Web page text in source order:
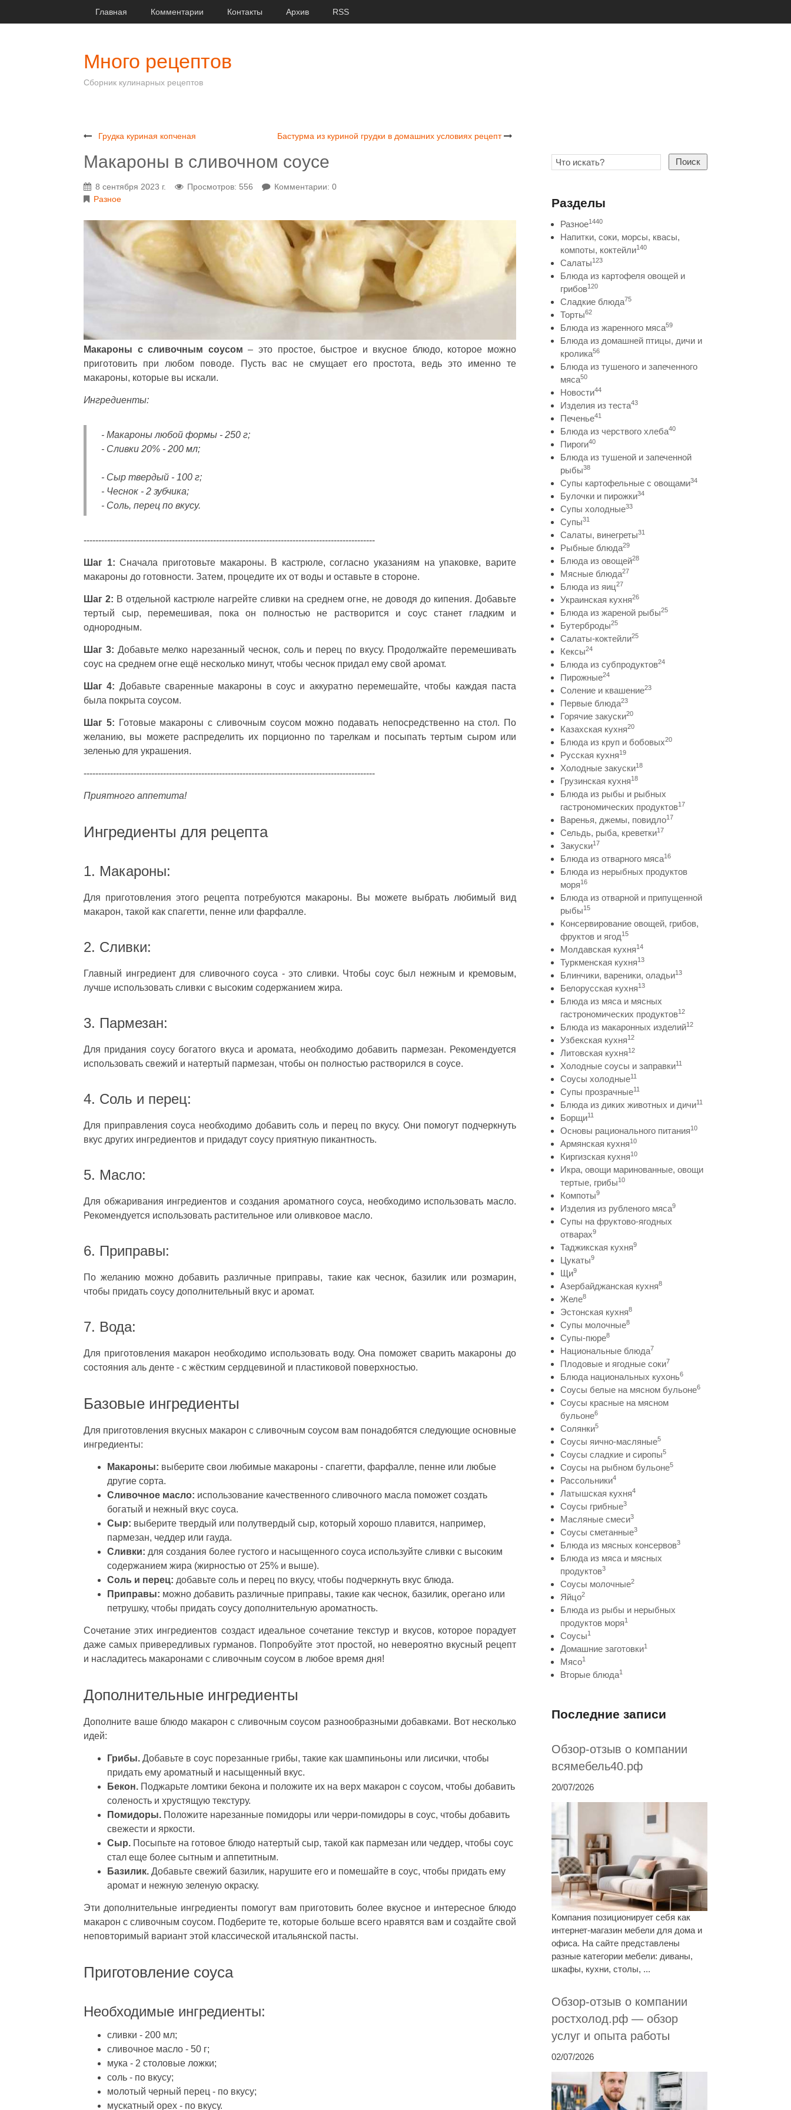
Главная Комментарии Контакты Архив RSS
Много рецептов
Сборник кулинарных рецептов
Грудка куриная копченая Бастурма из куриной грудки в домашних условиях рецепт
Макароны в сливочном соусе
8 сентября 2023 г. Просмотров: 556
Комментарии: 0
Разное
Макароны с сливочным соусом – это простое, быстрое и вкусное блюдо, которое можно
приготовить при любом поводе. Пусть вас не смущает его простота, ведь это именно те
макароны, которые вы искали.
Ингредиенты:
- Макароны любой формы - 250 г;
- Сливки 20% - 200 мл;
- Сыр твердый - 100 г;
- Чеснок - 2 зубчика;
- Соль, перец по вкусу.
---------------------------------------------------------------------------------------------------
Шаг 1: Сначала приготовьте макароны. В кастрюле, согласно указаниям на упаковке, варите
макароны до готовности. Затем, процедите их от воды и оставьте в стороне.
Шаг 2: В отдельной кастрюле нагрейте сливки на среднем огне, не доводя до кипения. Добавьте
тертый сыр, перемешивая, пока он полностью не растворится и соус станет гладким и
однородным.
Шаг 3: Добавьте мелко нарезанный чеснок, соль и перец по вкусу. Продолжайте перемешивать
соус на среднем огне ещё несколько минут, чтобы чеснок придал ему свой аромат.
Шаг 4: Добавьте сваренные макароны в соус и аккуратно перемешайте, чтобы каждая паста
была покрыта соусом.
Шаг 5: Готовые макароны с сливочным соусом можно подавать непосредственно на стол. По
желанию, вы можете распределить их порционно по тарелкам и посыпать тертым сыром или
зеленью для украшения.
---------------------------------------------------------------------------------------------------
Приятного аппетита!
Ингредиенты для рецепта
1. Макароны:
Для приготовления этого рецепта потребуются макароны. Вы можете выбрать любимый вид
макарон, такой как спагетти, пенне или фарфалле.
2. Сливки:
Главный ингредиент для сливочного соуса - это сливки. Чтобы соус был нежным и кремовым,
лучше использовать сливки с высоким содержанием жира.
3. Пармезан:
Для придания соусу богатого вкуса и аромата, необходимо добавить пармезан. Рекомендуется
использовать свежий и натертый пармезан, чтобы он полностью растворился в соусе.
4. Соль и перец:
Для приправления соуса необходимо добавить соль и перец по вкусу. Они помогут подчеркнуть
вкус других ингредиентов и придадут соусу приятную пикантность.
5. Масло:
Для обжаривания ингредиентов и создания ароматного соуса, необходимо использовать масло.
Рекомендуется использовать растительное или оливковое масло.
6. Приправы:
По желанию можно добавить различные приправы, такие как чеснок, базилик или розмарин,
чтобы придать соусу дополнительный вкус и аромат.
7. Вода:
Для приготовления макарон необходимо использовать воду. Она поможет сварить макароны до
состояния аль денте - с жёстким сердцевиной и пластиковой поверхностью.
Базовые ингредиенты
Для приготовления вкусных макарон с сливочным соусом вам понадобятся следующие основные
ингредиенты:
Макароны: выберите свои любимые макароны - спагетти, фарфалле, пенне или любые
другие сорта.
Сливочное масло: использование качественного сливочного масла поможет создать
богатый и нежный вкус соуса.
Сыр: выберите твердый или полутвердый сыр, который хорошо плавится, например,
пармезан, чеддер или гауда.
Сливки: для создания более густого и насыщенного соуса используйте сливки с высоким
содержанием жира (жирностью от 25% и выше).
Соль и перец: добавьте соль и перец по вкусу, чтобы подчеркнуть вкус блюда.
Приправы: можно добавить различные приправы, такие как чеснок, базилик, орегано или
петрушку, чтобы придать соусу дополнительную ароматность.
Сочетание этих ингредиентов создаст идеальное сочетание текстур и вкусов, которое порадует
даже самых привередливых гурманов. Попробуйте этот простой, но невероятно вкусный рецепт
и насладитесь макаронами с сливочным соусом в любое время дня!
Дополнительные ингредиенты
Дополните ваше блюдо макарон с сливочным соусом разнообразными добавками. Вот несколько
идей:
Грибы. Добавьте в соус порезанные грибы, такие как шампиньоны или лисички, чтобы
придать ему ароматный и насыщенный вкус.
Бекон. Поджарьте ломтики бекона и положите их на верх макарон с соусом, чтобы добавить
соленость и хрустящую текстуру.
Помидоры. Положите нарезанные помидоры или черри-помидоры в соус, чтобы добавить
свежести и яркости.
Сыр. Посыпьте на готовое блюдо натертый сыр, такой как пармезан или чеддер, чтобы соус
стал еще более сытным и аппетитным.
Базилик. Добавьте свежий базилик, нарушите его и помешайте в соус, чтобы придать ему
аромат и нежную зеленую окраску.
Эти дополнительные ингредиенты помогут вам приготовить более вкусное и интересное блюдо
макарон с сливочным соусом. Подберите те, которые больше всего нравятся вам и создайте свой
неповторимый вариант этой классической итальянской пасты.
Приготовление соуса
Необходимые ингредиенты:
сливки - 200 мл;
сливочное масло - 50 г;
мука - 2 столовые ложки;
соль - по вкусу;
молотый черный перец - по вкусу;
мускатный орех - по вкусу.
Поиск
Разделы
Разное1440
Напитки, соки, морсы, квасы,
компоты, коктейли140
Салаты123
Блюда из картофеля овощей и
грибов120
Сладкие блюда75
Торты62
Блюда из жаренного мяса59
Блюда из домашней птицы, дичи и
кролика56
Блюда из тушеного и запеченного
мяса50
Новости44
Изделия из теста43
Печенье41
Блюда из черствого хлеба40
Пироги40
Блюда из тушеной и запеченной
рыбы38
Супы картофельные с овощами34
Булочки и пирожки34
Супы холодные33
Супы31
Салаты, винегреты31
Рыбные блюда29
Блюда из овощей28
Мясные блюда27
Блюда из яиц27
Украинская кухня26
Блюда из жареной рыбы25
Бутерброды25
Салаты-коктейли25
Кексы24
Блюда из субпродуктов24
Пирожные24
Соление и квашение23
Первые блюда23
Горячие закуски20
Казахская кухня20
Блюда из круп и бобовых20
Русская кухня19
Холодные закуски18
Грузинская кухня18
Блюда из рыбы и рыбных
гастрономических продуктов17
Варенья, джемы, повидло17
Сельдь, рыба, креветки17
Закуски17
Блюда из отварного мяса16
Блюда из нерыбных продуктов
моря16
Блюда из отварной и припущенной
рыбы15
Консервирование овощей, грибов,
фруктов и ягод15
Молдавская кухня14
Туркменская кухня13
Блинчики, вареники, оладьи13
Белорусская кухня13
Блюда из мяса и мясных
гастрономических продуктов12
Блюда из макаронных изделий12
Узбекская кухня12
Литовская кухня12
Холодные соусы и заправки11
Соусы холодные11
Супы прозрачные11
Блюда из диких животных и дичи11
Борщи11
Основы рационального питания10
Армянская кухня10
Киргизская кухня10
Икра, овощи маринованные, овощи
тертые, грибы10
Компоты9
Изделия из рубленого мяса9
Супы на фруктово-ягодных
отварах9
Таджикская кухня9
Цукаты9
Щи9
Азербайджанская кухня8
Желе8
Эстонская кухня8
Супы молочные8
Супы-пюре8
Национальные блюда7
Плодовые и ягодные соки7
Блюда национальных кухонь6
Соусы белые на мясном бульоне6
Соусы красные на мясном
бульоне6
Солянки5
Соусы яично-масляные5
Соусы сладкие и сиропы5
Соусы на рыбном бульоне5
Рассольники4
Латышская кухня4
Соусы грибные3
Масляные смеси3
Соусы сметанные3
Блюда из мясных консервов3
Блюда из мяса и мясных
продуктов3
Соусы молочные2
Яйцо2
Блюда из рыбы и нерыбных
продуктов моря1
Соусы1
Домашние заготовки1
Мясо1
Вторые блюда1
Последние записи
Обзор-отзыв о компании
всямебель40.рф
20/07/2026
Компания позиционирует себя как
интернет-магазин мебели для дома и
офиса. На сайте представлены
разные категории мебели: диваны,
шкафы, кухни, столы, ...
Обзор-отзыв о компании
ростхолод.рф — обзор
услуг и опыта работы
02/07/2026